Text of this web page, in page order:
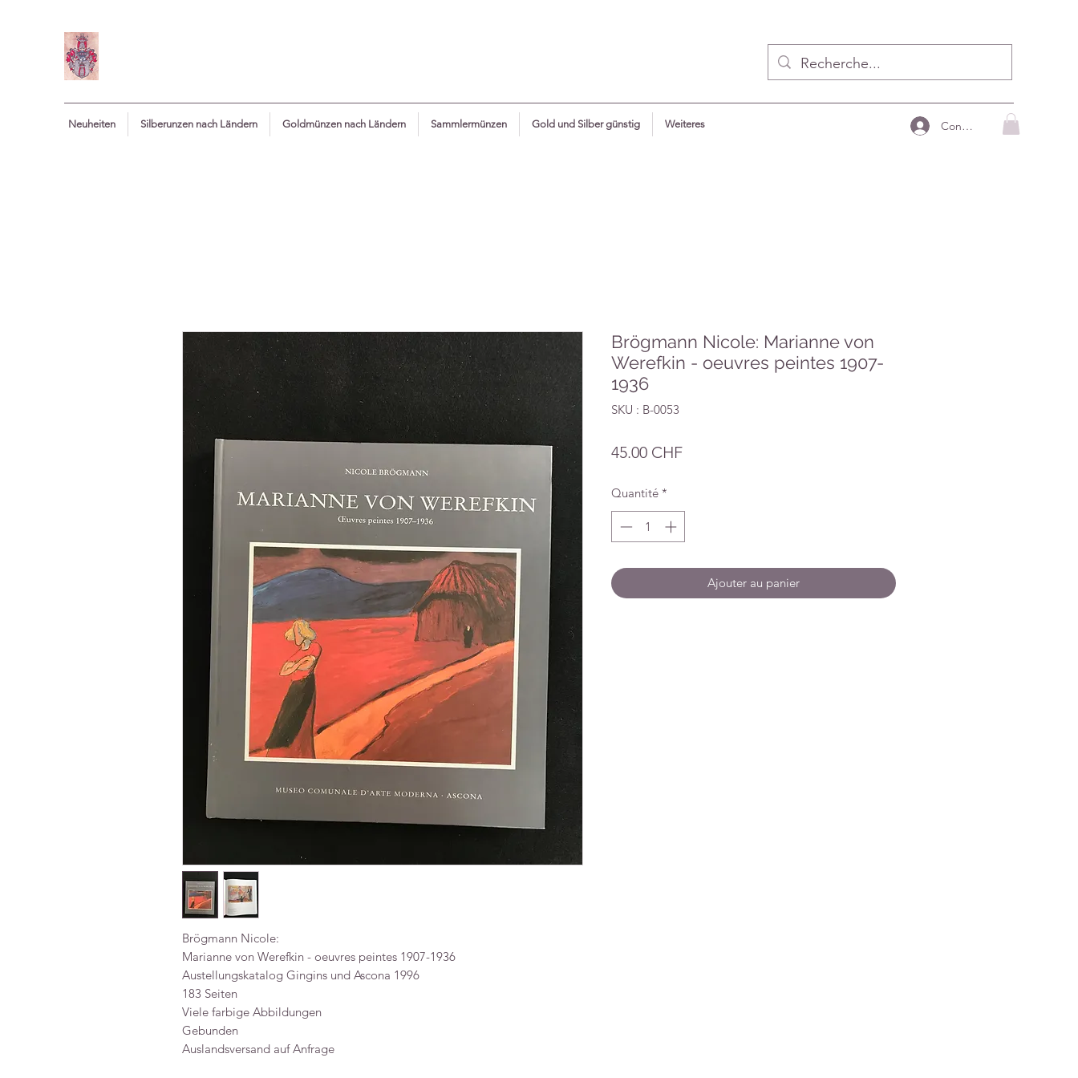
Neuheiten Silberunzen nach Ländern Goldmünzen nach Ländern Sammlermünzen Gold und Silber günstig Weiteres Connecter
Brögmann Nicole:
Marianne von Werefkin - oeuvres peintes 1907-1936
Austellungskatalog Gingins und Ascona 1996
183 Seiten
Viele farbige Abbildungen
Gebunden
Auslandsversand auf Anfrage
Brögmann Nicole: Marianne von
Werefkin - oeuvres peintes 1907-
1936
SKU : B-0053
45.00 CHFPrix
Quantité *
Ajouter au panier